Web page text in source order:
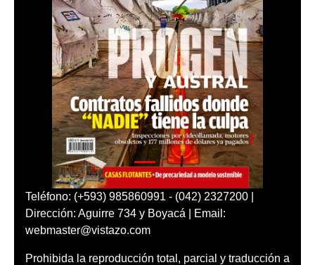
Teléfono: (+593) 985860991 - (042) 2327200 |
Dirección: Aguirre 734 y Boyacá | Email:
webmaster@vistazo.com
Prohibida la reproducción total, parcial y traducción a